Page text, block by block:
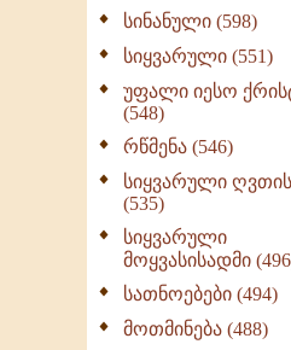
სინანული (598)
სიყვარული (551)
უფალი იესო
(548)
რწმენა (546)
სიყვარული
(535)
სიყვარული
მოყვასისადმი
სათნოებები (494)
მოთმინება (488)